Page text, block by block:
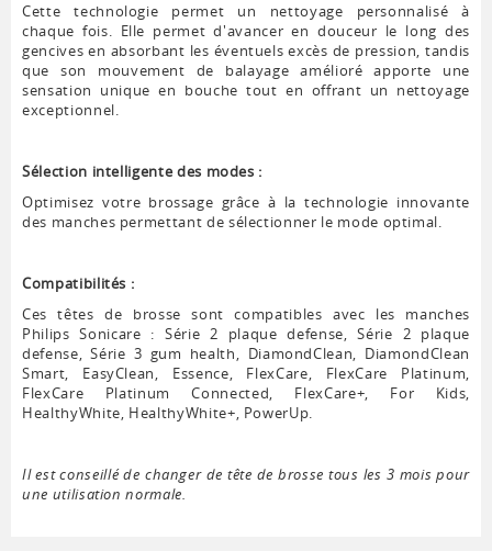
Cette technologie permet un nettoyage personnalisé à
chaque fois. Elle permet d'avancer en douceur le long des
gencives en absorbant les éventuels excès de pression, tandis
que son mouvement de balayage amélioré apporte une
sensation unique en bouche tout en offrant un nettoyage
exceptionnel.
Sélection intelligente des modes :
Optimisez votre brossage grâce à la technologie innovante
des manches permettant de sélectionner le mode optimal.
Compatibilités :
Ces têtes de brosse sont compatibles avec les manches
Philips Sonicare : Série 2 plaque defense, Série 2 plaque
defense, Série 3 gum health, DiamondClean, DiamondClean
Smart, EasyClean, Essence, FlexCare, FlexCare Platinum,
FlexCare Platinum Connected, FlexCare+, For Kids,
HealthyWhite, HealthyWhite+, PowerUp.
Il est conseillé de changer de tête de brosse tous les 3 mois pour
une utilisation normale.